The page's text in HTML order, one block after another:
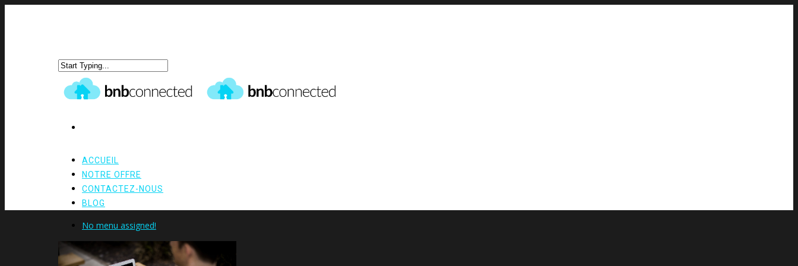
ACCUEIL
NOTRE OFFRE
CONTACTEZ-NOUS
BLOG
No menu assigned!